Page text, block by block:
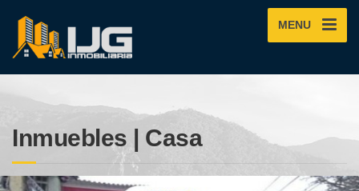
MENU
Inmuebles | Casa